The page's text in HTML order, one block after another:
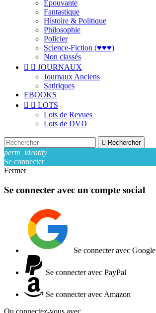
Epouvante
Fantastique
Histoire & Politique
Philosophie
Policier
Science-Fiction (♥♥♥)
Non classés
  JOURNAUX
Journaux Anciens
Satiriques
EBOOKS
  LOTS
Lots de Revues
Lots de DVD
 Rechercher
perm_identity
Se connecter
Fermer
Se connecter avec un compte social
Se connecter avec Google
Se connecter avec PayPal
Se connecter avec Amazon
Ou connectez-vous avec